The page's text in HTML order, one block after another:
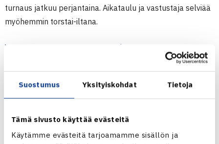
Suostumus Yksityiskohdat Tietoja
Tämä sivusto käyttää evästeitä
Käytämme evästeitä tarjoamamme sisällön ja
turnaus jatkuu perjantaina. Aikataulu ja vastustaja selviää
myöhemmin torstai-iltana.
W25 ITF WORLD TENNIS TOUR | ISO-BRITANNIA
Toistamiseen kolmieräinen taistelu ja voitto 💪🏻
Huominen vastustaja selviää myöhemmin tänään.
Kaaviot:https://t.co/OZs6oPxWAP